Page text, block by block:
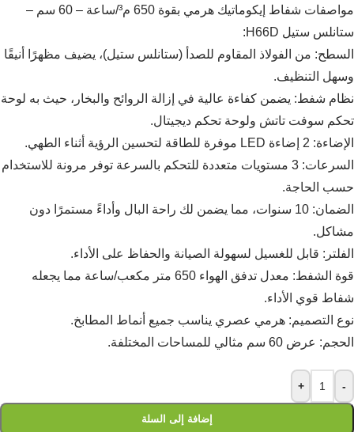
مواصفات شفاط إيكوماتيك هرمي بقوة 650 م³/ساعة – 60 سم –
ستانلس ستيل H66D:
السطح: من الفولاذ المقاوم للصدأ (ستانلس ستيل)، يضيف مظهرًا أنيقًا
وسهل التنظيف.
نظام شفط: يضمن كفاءة عالية في إزالة الروائح والبخار، حيث به لوحة
تحكم سوفت تاتش ولوحة تحكم ديجيتال.
الإضاءة: 2 إضاءة LED موفرة للطاقة لتحسين الرؤية أثناء الطهي.
السرعات: 3 مستويات متعددة للتحكم بالسرعة توفر مرونة للاستخدام
حسب الحاجة.
الضمان: 10 سنوات، مما يضمن لك راحة البال وأداءً مستمرًا دون
مشاكل.
الفلتر: قابل للغسيل لسهولة الصيانة والحفاظ على الأداء.
قوة الشفط: معدل تدفق الهواء 650 متر مكعب/ساعة مما يجعله
شفاط قوي الأداء.
نوع التصميم: هرمي عصري يناسب جميع أنماط المطابخ.
الحجم: عرض 60 سم مثالي للمساحات المختلفة.
-
+
إضافة إلى السلة